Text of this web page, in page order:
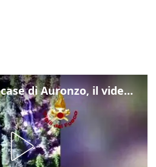
Frana lambisce le case di Auronzo, il video dall'elicottero dei vigili del fuoco